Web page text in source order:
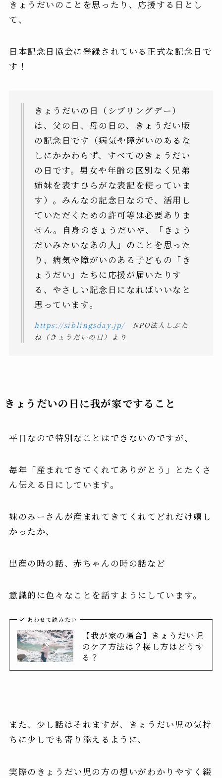
きょうだいのことを思ったり、応援する日とし
て、
日本記念日協会に登録されている正式な記念日で
す！
きょうだいの日（シブリングデー）
は、父の日、母の日の、きょうだい版
の記念日です（病気や障がいのあるな
しにかかわらず、すべてのきょうだい
の日です。男女や年齢の区別なく兄弟
姉妹を表すひらがな表記を使っていま
す）。みんなの記念日なので、活用し
ていただくための許可等は必要ありま
せん。自身のきょうだいや、「きょう
だいみたいなあの人」のことを思った
り、病気や障がいのある子どもの「き
ょうだい」たちに応援が届いたりす
る、やさしい記念日になればいいなと
思っています。
https://siblingsday.jp/ NPO法人しぶた
ね（きょうだいの日）より
きょうだいの日に我が家ですること
平日なので特別なことはできないのですが、
毎年「産まれてきてくれてありがとう」とたくさ
ん伝える日にしています。
妹のみーさんが産まれてきてくれてどれだけ嬉し
かったか、
出産の時の話、赤ちゃんの時の話など
意識的に色々なことを話すようにしています。
あわせて読みたい
【我が家の場合】きょうだい児
のケア方法は？接し方はどうす
る？
また、少し話はそれますが、きょうだい児の気持
ちに少しでも寄り添えるように、
実際のきょうだい児の方の想いがわかりやすく綴